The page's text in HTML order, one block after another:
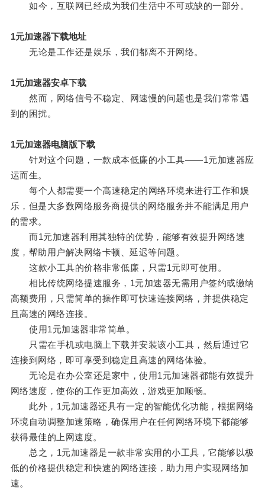
如今，互联网已经成为我们生活中不可或缺的一部分。
1元加速器下载地址
无论是工作还是娱乐，我们都离不开网络。
1元加速器安卓下载
然而，网络信号不稳定、网速慢的问题也是我们常常遇
到的困扰。
1元加速器电脑版下载
针对这个问题，一款成本低廉的小工具——1元加速器应
运而生。
每个人都需要一个高速稳定的网络环境来进行工作和娱
乐，但是大多数网络服务商提供的网络服务并不能满足用户
的需求。
而1元加速器利用其独特的优势，能够有效提升网络速
度，帮助用户解决网络卡顿、延迟等问题。
这款小工具的价格非常低廉，只需1元即可使用。
相比传统网络提速服务，1元加速器无需用户签约或缴纳
高额费用，只需简单的操作即可快速连接网络，并提供稳定
且高速的网络连接。
使用1元加速器非常简单。
只需在手机或电脑上下载并安装该小工具，然后通过它
连接到网络，即可享受到稳定且高速的网络体验。
无论是在办公室还是家中，使用1元加速器都能有效提升
网络速度，使你的工作更加高效，游戏更加顺畅。
此外，1元加速器还具有一定的智能优化功能，根据网络
环境自动调整加速策略，确保用户在任何网络环境下都能够
获得最佳的上网速度。
总之，1元加速器是一款非常实用的小工具，它能够以极
低的价格提供稳定和快速的网络连接，助力用户实现网络加
速。